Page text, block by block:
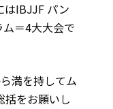
はIBJJF パン
＝4大大会で
満を持してム
括をお願いし